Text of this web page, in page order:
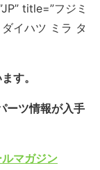
title=”フジミ
イハツ ミラ タ
す。
ーツ情報が入手
マガジン